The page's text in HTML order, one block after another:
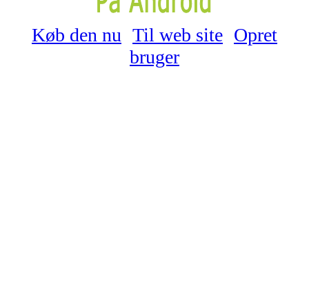
Køb den nu Til web site Opret
bruger